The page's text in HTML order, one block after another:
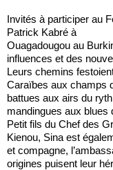
Invités à participer au
Patrick Kabré à
Ouagadougou au
influences et des
Leurs chemins
Caraïbes aux champs
battues aux airs du
mandingues aux blues
Petit fils du Chef des
Kienou, Sina est
et compagne,
origines puisent leur